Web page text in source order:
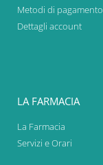
Metodi di pagamento
Dettagli account
LA FARMACIA
La Farmacia
Servizi e Orari